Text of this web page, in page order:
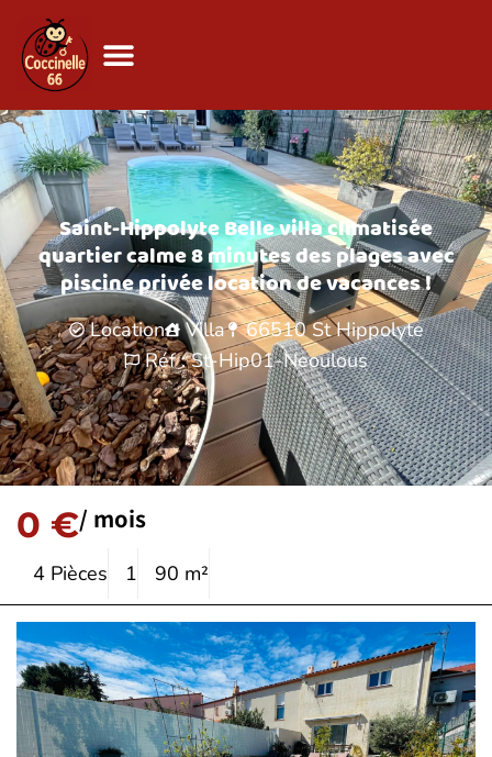
Saint-Hippolyte Belle villa climatisée
quartier calme 8 minutes des plages avec
piscine privée location de vacances !
Location Villa 66510 St Hippolyte
Réf : St-Hip01-Neoulous
0 €/ mois
4 Pièces 1 90 m²